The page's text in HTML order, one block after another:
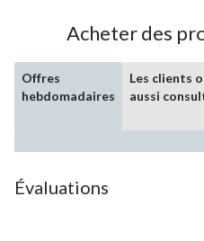
Acheter des
Offres
hebdomadaires
Les clients
aussi
Évaluations